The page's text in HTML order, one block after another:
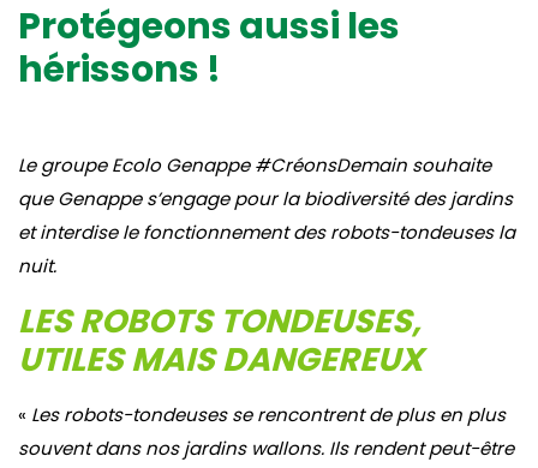
Protégeons aussi les
hérissons !
Le groupe Ecolo Genappe #CréonsDemain souhaite
que Genappe s’engage pour la biodiversité des jardins
et interdisele fonctionnement des robots-tondeuses la
nuit.
LES ROBOTS TONDEUSES,
UTILES MAIS DANGEREUX
« Les robots-tondeuses se rencontrent de plus en plus
souvent dans nos jardins wallons. Ils rendent peut-être